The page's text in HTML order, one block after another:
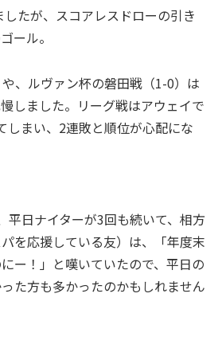
たが、スコアレスドローの引き
ール。
、ルヴァン杯の磐田戦（1-0）は
しました。リーグ戦はアウェイで
しまい、2連敗と順位が心配にな
平日ナイターが3回も続いて、相方
パを応援している友）は、「年度末
ー！」と嘆いていたので、平日の
た方も多かったのかもしれません